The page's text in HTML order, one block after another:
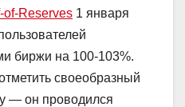
of-Reserves 1 января
биржи на 100-103%.
своеобразный
— он проводился